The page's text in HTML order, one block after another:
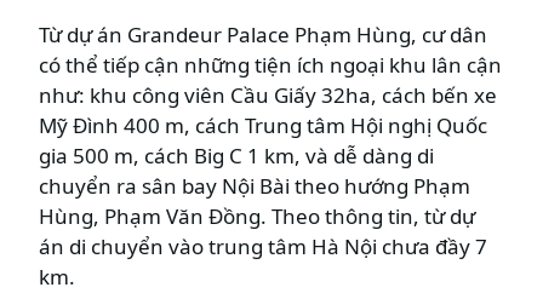
Từ dự án Grandeur Palace Phạm Hùng, cư dân
có thể tiếp cận những tiện ích ngoại khu lân cận
như: khu công viên Cầu Giấy 32ha, cách bến xe
Mỹ Đình 400 m, cách Trung tâm Hội nghị Quốc
gia 500 m, cách Big C 1 km, và dễ dàng di
chuyển ra sân bay Nội Bài theo hướng Phạm
Hùng, Phạm Văn Đồng. Theo thông tin, từ dự
án di chuyển vào trung tâm Hà Nội chưa đầy 7
km.